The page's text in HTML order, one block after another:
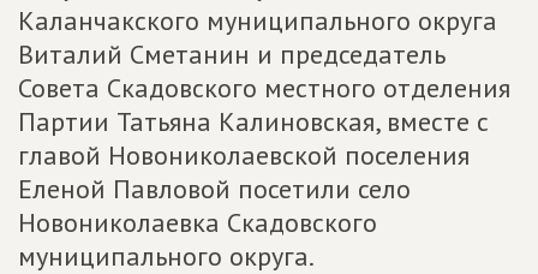
Каланчакского муниципального округа
Виталий Сметанин и председатель
Совета Скадовского местного отделения
Партии Татьяна Калиновская, вместе с
главой Новониколаевской поселения
Еленой Павловой посетили село
Новониколаевка Скадовского
муниципального округа.